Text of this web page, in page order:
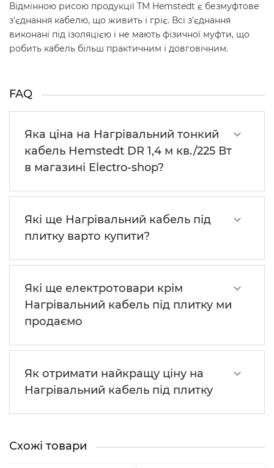
Відмінною рисою продукції ТМ Hemstedt є безмуфтове
з'єднання кабелю, що живить і гріє. Всі з'єднання
виконані під ізоляцією і не мають фізичної муфти, що
робить кабель більш практичним і довговічним.
FAQ
Яка ціна на Нагрівальний тонкий
кабель Hemstedt DR 1,4 м кв./225 Вт
в магазині Electro-shop?
Які ще Нагрівальний кабель під
плитку варто купити?
Які ще електротовари крім
Нагрівальний кабель під плитку ми
продаємо
Як отримати найкращу ціну на
Нагрівальний кабель під плитку
Схожі товари